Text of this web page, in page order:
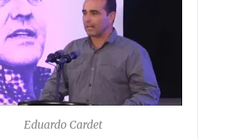
Eduardo Cardet